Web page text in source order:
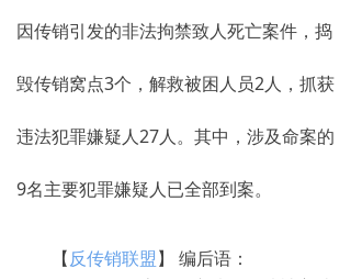
因传销引发的非法拘禁致人死亡案件，捣
毁传销窝点3个，解救被困人员2人，抓获
违法犯罪嫌疑人27人。其中，涉及命案的
9名主要犯罪嫌疑人已全部到案。
【反传销联盟】 编后语：